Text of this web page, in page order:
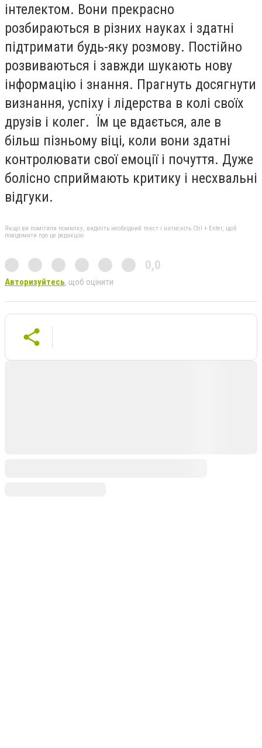
інтелектом. Вони прекрасно
розбираються в різних науках і здатні
підтримати будь-яку розмову. Постійно
розвиваються і завжди шукають нову
інформацію і знання. Прагнуть досягнути
визнання, успіху і лідерства в колі своїх
друзів і колег. Їм це вдається, але в
більш пізньому віці, коли вони здатні
контролювати свої емоції і почуття. Дуже
болісно сприймають критику і несхвальні
відгуки.
Якщо ви помітили помилку, виділіть необхідний текст і натисніть Ctrl + Enter, щоб
повідомити про це редакцію
0,0
Авторизуйтесь, щоб оцінити